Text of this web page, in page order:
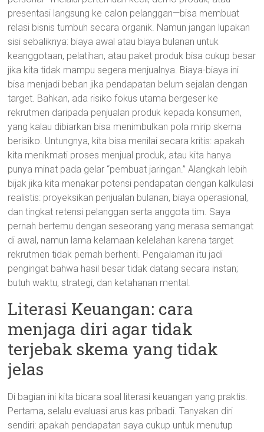
presentasi langsung ke calon pelanggan—bisa membuat
relasi bisnis tumbuh secara organik. Namun jangan lupakan
sisi sebaliknya: biaya awal atau biaya bulanan untuk
keanggotaan, pelatihan, atau paket produk bisa cukup besar
jika kita tidak mampu segera menjualnya. Biaya-biaya ini
bisa menjadi beban jika pendapatan belum sejalan dengan
target. Bahkan, ada risiko fokus utama bergeser ke
rekrutmen daripada penjualan produk kepada konsumen,
yang kalau dibiarkan bisa menimbulkan pola mirip skema
berisiko. Untungnya, kita bisa menilai secara kritis: apakah
kita menikmati proses menjual produk, atau kita hanya
punya minat pada gelar “pembuat jaringan.” Alangkah lebih
bijak jika kita menakar potensi pendapatan dengan kalkulasi
realistis: proyeksikan penjualan bulanan, biaya operasional,
dan tingkat retensi pelanggan serta anggota tim. Saya
pernah bertemu dengan seseorang yang merasa semangat
di awal, namun lama kelamaan kelelahan karena target
rekrutmen tidak pernah berhenti. Pengalaman itu jadi
pengingat bahwa hasil besar tidak datang secara instan;
butuh waktu, strategi, dan ketahanan mental.
Literasi Keuangan: cara
menjaga diri agar tidak
terjebak skema yang tidak
jelas
Di bagian ini kita bicara soal literasi keuangan yang praktis.
Pertama, selalu evaluasi arus kas pribadi. Tanyakan diri
sendiri: apakah pendapatan saya cukup untuk menutup